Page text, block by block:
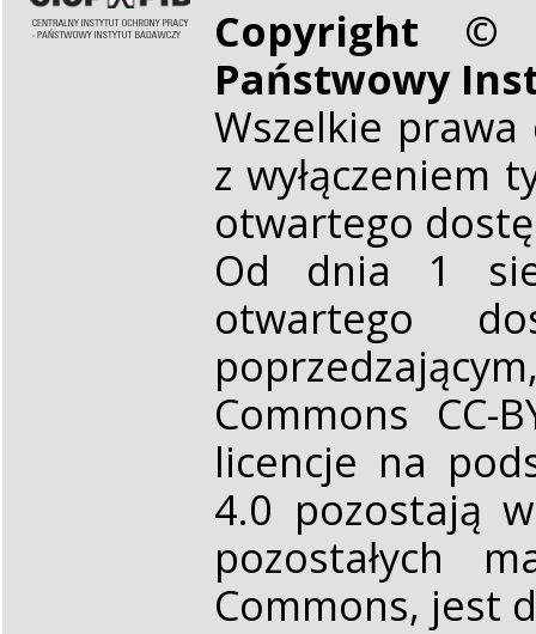
Copyright ©
Państwowy
Wszelkie
z wyłączeniem
otwartego
Od dnia 1
otwartego
Commons CC-
licencje na
4.0 pozostają
pozostałych
Commons, jest